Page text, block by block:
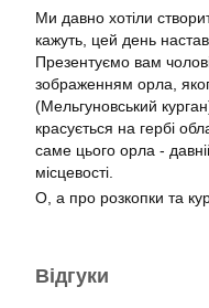
Ми давно хотіли
кажуть, цей день настав.
Презентуємо вам
зображенням орла,
(Мельгуновський
красується на гербі
саме цього орла -
місцевості.
О, а про розкопки та
Відгуки